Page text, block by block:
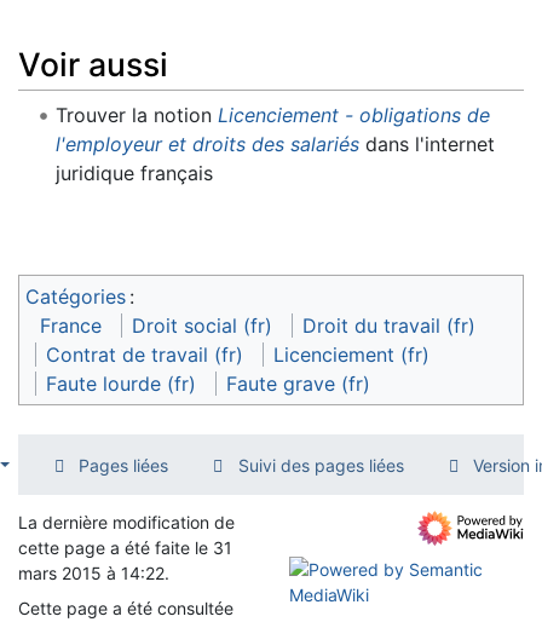
Voir aussi
Trouver la notion Licenciement - obligations de
l'employeur et droits des salariésdans l'internet
juridique français
Catégories :
France
Droit social (fr)
Droit du travail (fr)
Contrat de travail (fr)
Licenciement (fr)
Faute lourde (fr)
Faute grave (fr)
Pages liées Suivi des pages liées Version
La dernière modification de
cette page a été faite le 31
mars 2015 à 14:22.
Cette page a été consultée